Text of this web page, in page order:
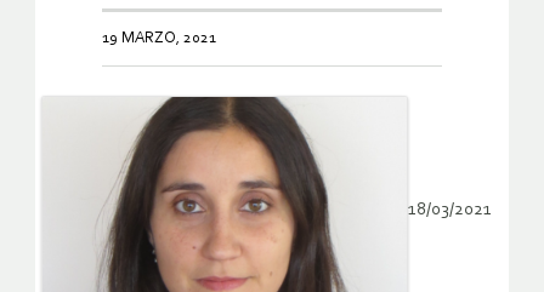
19 MARZO, 2021
18/03/2021